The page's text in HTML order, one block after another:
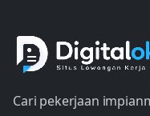
Cari pekerjaan